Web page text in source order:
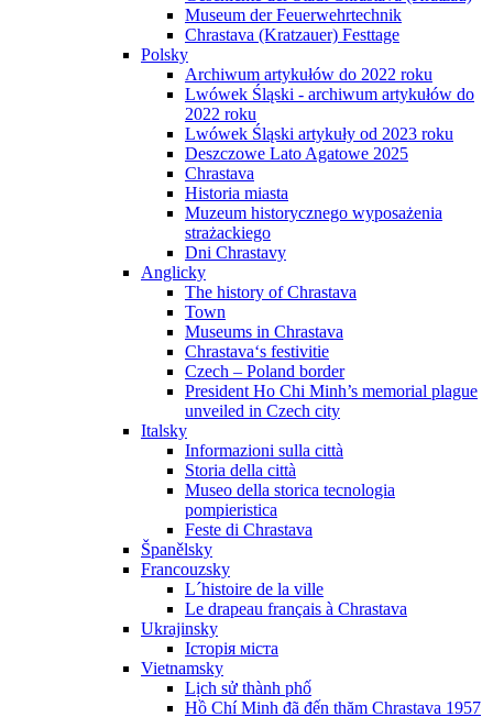
Museum der Feuerwehrtechnik
Chrastava (Kratzauer) Festtage
Polsky
Archiwum artykułów do 2022 roku
Lwówek Śląski - archiwum artykułów do
2022 roku
Lwówek Śląski artykuły od 2023 roku
Deszczowe Lato Agatowe 2025
Chrastava
Historia miasta
Muzeum historycznego wyposażenia
strażackiego
Dni Chrastavy
Anglicky
The history of Chrastava
Town
Museums in Chrastava
Chrastava‘s festivitie
Czech – Poland border
President Ho Chi Minh’s memorial plague
unveiled in Czech city
Italsky
Informazioni sulla città
Storia della città
Museo della storica tecnologia
pompieristica
Feste di Chrastava
Španělsky
Francouzsky
L´histoire de la ville
Le drapeau français à Chrastava
Ukrajinsky
Історія міста
Vietnamsky
Lịch sử thành phố
Hồ Chí Minh đã đến thăm Chrastava 1957